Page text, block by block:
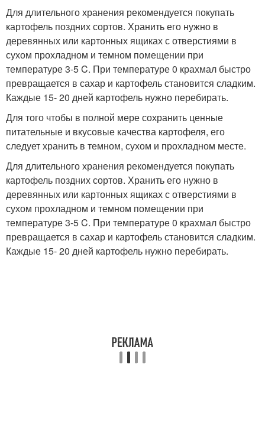
Для длительного хранения рекомендуется покупать
картофель поздних сортов. Хранить его нужно в
деревянных или картонных ящиках с отверстиями в
сухом прохладном и темном помещении при
температуре 3-5 C. При температуре 0 крахмал быстро
превращается в сахар и картофель становится сладким.
Каждые 15- 20 дней картофель нужно перебирать.
Для того чтобы в полной мере сохранить ценные
питательные и вкусовые качества картофеля, его
следует хранить в темном, сухом и прохладном месте.
Для длительного хранения рекомендуется покупать
картофель поздних сортов. Хранить его нужно в
деревянных или картонных ящиках с отверстиями в
сухом прохладном и темном помещении при
температуре 3-5 C. При температуре 0 крахмал быстро
превращается в сахар и картофель становится сладким.
Каждые 15- 20 дней картофель нужно перебирать.